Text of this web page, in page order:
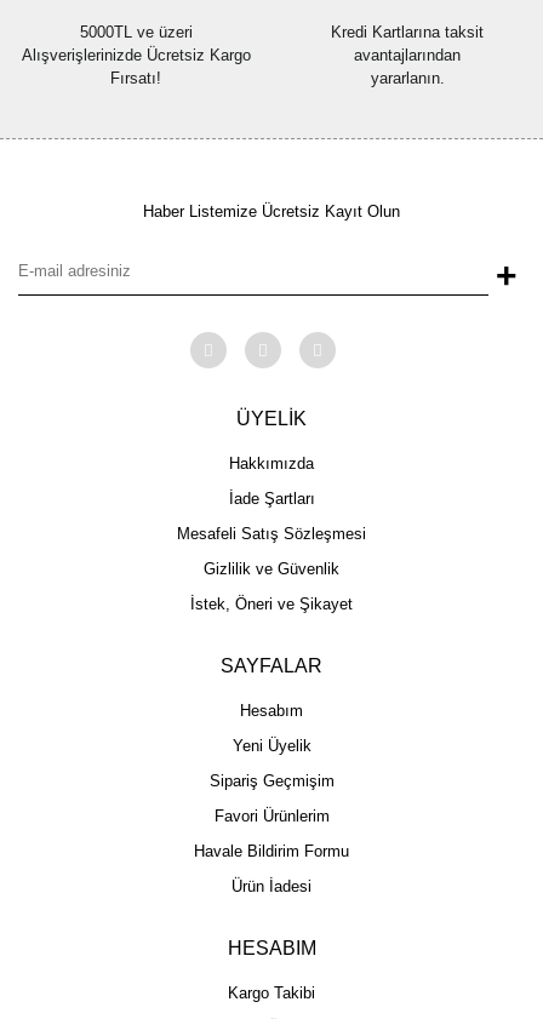
5000TL ve üzeri
Alışverişlerinizde Ücretsiz Kargo
Fırsatı!
Kredi Kartlarına taksit
avantajlarından
yararlanın.
Haber Listemize Ücretsiz Kayıt Olun
+
ÜYELİK
Hakkımızda
İade Şartları
Mesafeli Satış Sözleşmesi
Gizlilik ve Güvenlik
İstek, Öneri ve Şikayet
SAYFALAR
Hesabım
Yeni Üyelik
Sipariş Geçmişim
Favori Ürünlerim
Havale Bildirim Formu
Ürün İadesi
HESABIM
Kargo Takibi